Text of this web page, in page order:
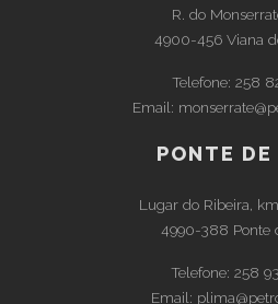
R. do
4900-456 Viana
Telefone: 258
Email:
PONTE
Lugar do Ribeira,
4990-388 Ponte
Telefone: 258
Email: